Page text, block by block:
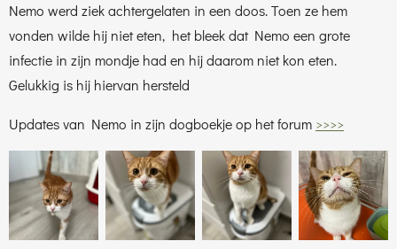
Nemo werd ziek achtergelaten in een doos. Toen ze hem
vonden wilde hij niet eten, het bleek dat Nemo een grote
infectie in zijn mondje had en hij daarom niet kon eten.
Gelukkig is hij hiervan hersteld
Updates van Nemo in zijn dogboekje op het forum >>>>